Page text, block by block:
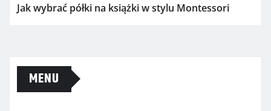
Jak wybrać półki na książki w stylu Montessori
MENU